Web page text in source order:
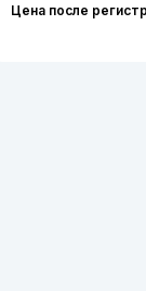
Цена после